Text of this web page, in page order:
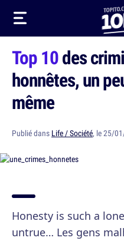
Top 10des
honnêtes, un
même
Publié dans Life / Société, le 25/
Honesty is such a
untrue… Les gens